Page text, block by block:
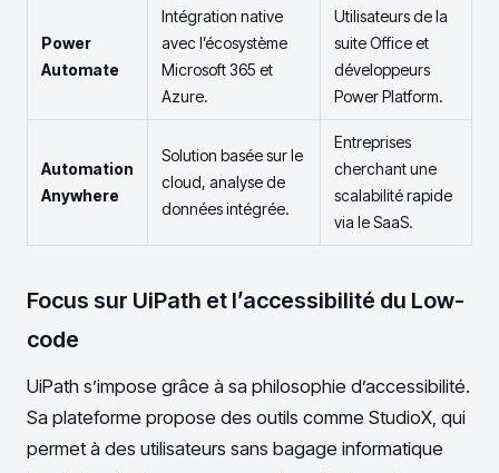
Power
Automate
Intégration native
avec l’écosystème
Microsoft 365 et
Azure.
Utilisateurs de la
suite Office et
développeurs
Power Platform.
Automation
Anywhere
Solution basée sur le
cloud, analyse de
données intégrée.
Entreprises
cherchant une
scalabilité rapide
via le SaaS.
Focus sur UiPath et l’accessibilité du Low-
code
UiPath s’impose grâce à sa philosophie d’accessibilité.
Sa plateforme propose des outils comme StudioX, qui
permet à des utilisateurs sans bagage informatique